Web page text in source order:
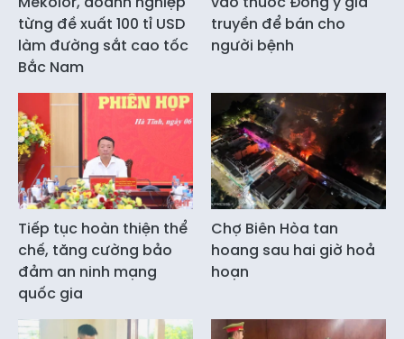
từng đề xuất 100 tỉ USD
làm đường sắt cao tốc
Bắc Nam
truyền để bán cho
người bệnh
Tiếp tục hoàn thiện thể
chế, tăng cường bảo
đảm an ninh mạng
quốc gia
Chợ Biên Hòa tan
hoang sau hai giờ hoả
hoạn